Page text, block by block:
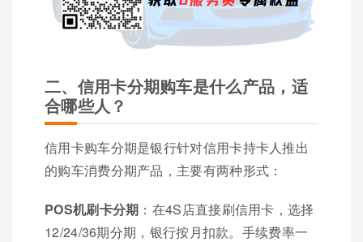
二、信用卡分期购车是什么产品，适
合哪些人？
信用卡购车分期是银行针对信用卡持卡人推出
的购车消费分期产品，主要有两种形式：
POS机刷卡分期 ：在4S店直接刷信用卡，选择
12/24/36期分期，银行按月扣款。手续费率一